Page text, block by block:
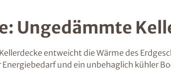
Ungedämmte
entweicht die Wärme des
und ein unbehaglich kühler